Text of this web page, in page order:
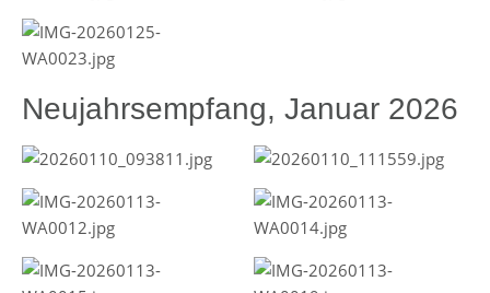
Neujahrsempfang, Januar 2026